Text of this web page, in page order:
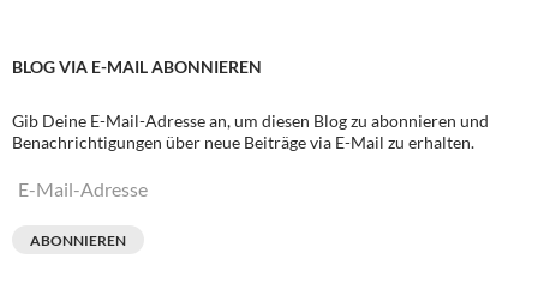
BLOG VIA E-MAIL ABONNIEREN
Gib Deine E-Mail-Adresse an, um diesen Blog zu abonnieren und
Benachrichtigungen über neue Beiträge via E-Mail zu erhalten.
E-
ABONNIEREN